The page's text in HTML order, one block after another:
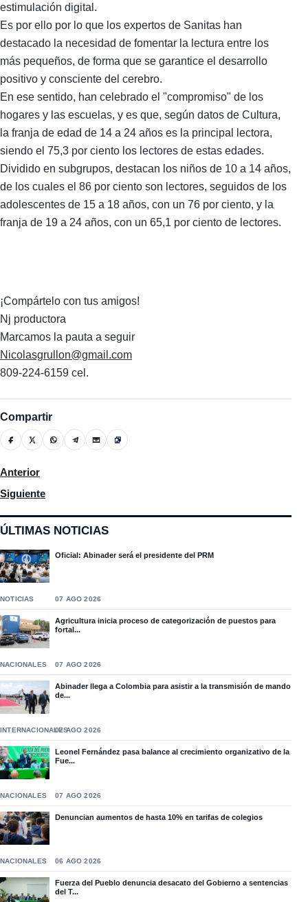
ÚLTIMAS NOTICIAS
Oficial: Abinader será el presidente del PRM
NOTICIAS 07 AGO 2026
Agricultura inicia proceso de categorización de puestos para
fortal...
NACIONALES 07 AGO 2026
Abinader llega a Colombia para asistir a la transmisión de mando
de...
INTERNACIONALES07 AGO 2026
Leonel Fernández pasa balance al crecimiento organizativo de la
Fue...
NACIONALES 07 AGO 2026
Denuncian aumentos de hasta 10% en tarifas de colegios
NACIONALES 06 AGO 2026
Fuerza del Pueblo denuncia desacato del Gobierno a sentencias
del T...
estimulación digital.
Es por ello por lo que los expertos de Sanitas han
destacado la necesidad de fomentar la lectura entre los
más pequeños, de forma que se garantice el desarrollo
positivo y consciente del cerebro.
En ese sentido, han celebrado el "compromiso" de los
hogares y las escuelas, y es que, según datos de Cultura,
la franja de edad de 14 a 24 años es la principal lectora,
siendo el 75,3 por ciento los lectores de estas edades.
Dividido en subgrupos, destacan los niños de 10 a 14 años,
de los cuales el 86 por ciento son lectores, seguidos de los
adolescentes de 15 a 18 años, con un 76 por ciento, y la
franja de 19 a 24 años, con un 65,1 por ciento de lectores.
¡Compártelo con tus amigos!
Nj productora
Marcamos la pauta a seguir
Nicolasgrullon@gmail.com
809-224-6159 cel.
Compartir
Artículo anterior: Aumenta la cifra de cáncer colorrectal en
Anterior
Artículo siguiente: Limones: fruta con vitamina C vital para la
Siguiente